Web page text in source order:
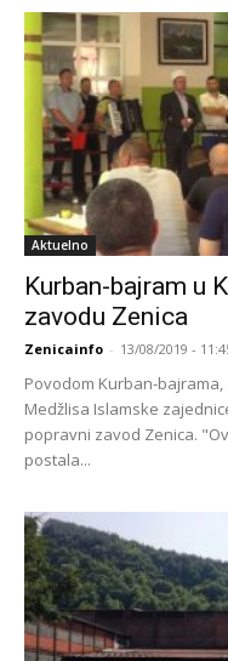
Aktuelno
Kurban-bajram u
zavodu Zenica
Zenicainfo - 13/08/2019 -
Povodom Kurban-
Medžlisa Islamske
popravni zavod Zenica.
postala...